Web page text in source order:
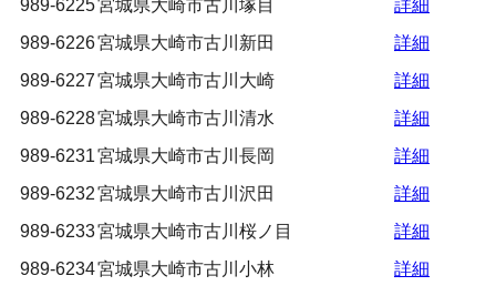
989-6225宮城県大崎市古川塚目
詳細
989-6226宮城県大崎市古川新田
詳細
989-6227宮城県大崎市古川大崎
詳細
989-6228宮城県大崎市古川清水
詳細
989-6231宮城県大崎市古川長岡
詳細
989-6232宮城県大崎市古川沢田
詳細
989-6233宮城県大崎市古川桜ノ目
詳細
989-6234宮城県大崎市古川小林
詳細